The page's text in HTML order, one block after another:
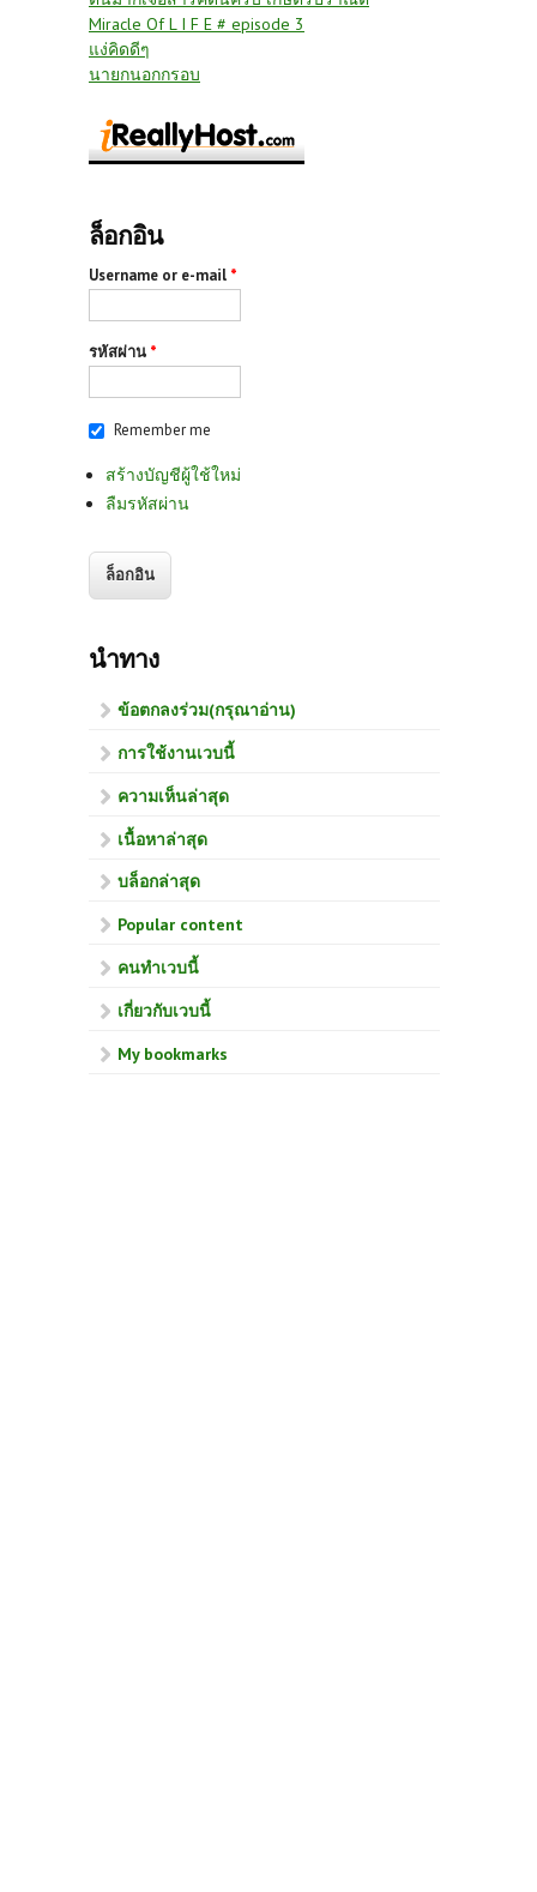
Miracle Of L I F E # episode 3
แง่คิดดีๆ
นายกนอกกรอบ
ล็อกอิน
Username or e-mail *
รหัสผ่าน *
Remember me
สร้างบัญชีผู้ใช้ใหม่
ลืมรหัสผ่าน
นำทาง
ข้อตกลงร่วม(กรุณาอ่าน)
การใช้งานเวบนี้
ความเห็นล่าสุด
เนื้อหาล่าสุด
บล็อกล่าสุด
Popular content
คนทำเวบนี้
เกี่ยวกับเวบนี้
My bookmarks